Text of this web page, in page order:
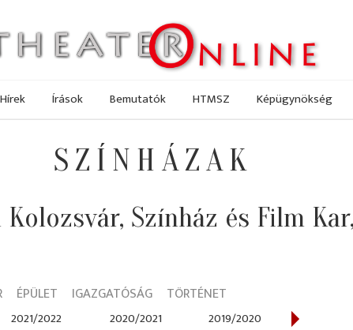
Hírek Írások Bemutatók HTMSZ Képügynökség
SZÍNHÁZAK
Színház és Film
ÉPÜLET IGAZGATÓSÁG TÖRTÉNET
2021/2022 2020/2021 2019/2020